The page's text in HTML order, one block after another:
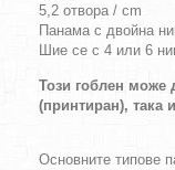
5,2 отвора / cm
Панама с двойна
Шие се с 4 или 6
Този гоблен може
(принтиран), така
Основните типове